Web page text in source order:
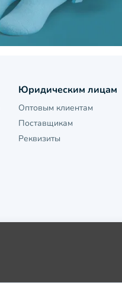
Юридическим лицам
Оптовым клиентам
Поставщикам
Реквизиты